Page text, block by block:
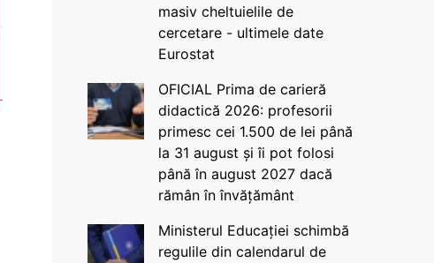
masiv cheltuielile de
cercetare - ultimele date
Eurostat
OFICIAL Prima de carieră
didactică 2026: profesorii
primesc cei 1.500 de lei până
la 31 august și îi pot folosi
până în august 2027 dacă
rămân în învățământ
Ministerul Educației schimbă
regulile din calendarul de